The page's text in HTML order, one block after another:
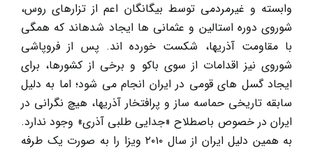
وابسته و غیرمردمی توسط بیگانگان اعم از تزارهای روس،
شوروی دوره استالین و عثمانی ها ایجاد شده­اند که همگی
با مقاومت آذریها، شکست خورده اند. پس از فروپاشی
شوروی نیز اقدامات از سوی باکو و برخی از کشورها، برای
ایجاد گسل های قومی در ایران انجام می شود؛ اما به دلیل
سابقه تاریخی حماسه ساز و پرافتخار آذریها، هیچ نگرانی در
ایران در خصوص باصطلاح «جدایی طلبی آذری» وجود ندارد.
به همین دلیل ایران از سال ۲۰۱۰ ویزا را به صورت یک طرفه